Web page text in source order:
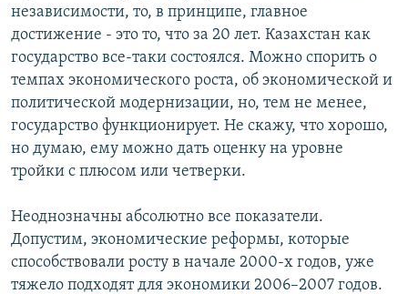
независимости, то, в принципе, главное
достижение - это то, что за 20 лет. Казахстан как
государство все-таки состоялся. Можно спорить о
темпах экономического роста, об экономической и
политической модернизации, но, тем не менее,
государство функционирует. Не скажу, что хорошо,
но думаю, ему можно дать оценку на уровне
тройки с плюсом или четверки.
Неоднозначны абсолютно все показатели.
Допустим, экономические реформы, которые
способствовали росту в начале 2000-х годов, уже
тяжело подходят для экономики 2006–2007 годов.